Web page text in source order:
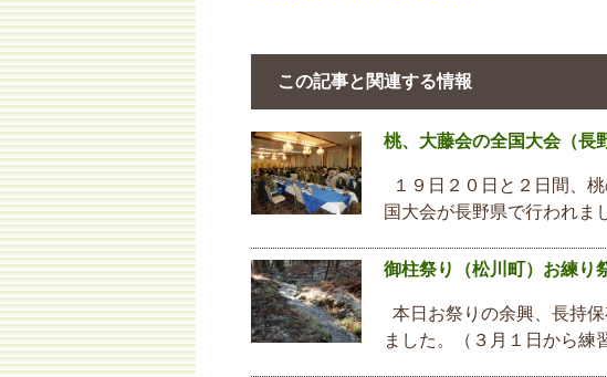
この記事と関連する情報
桃、大藤会の全国大会（長
１９日２０日と２日間、
国大会が長野県で行われ
御柱祭り（松川町）お練り
本日お祭りの余興、長持
ました。（３月１日から